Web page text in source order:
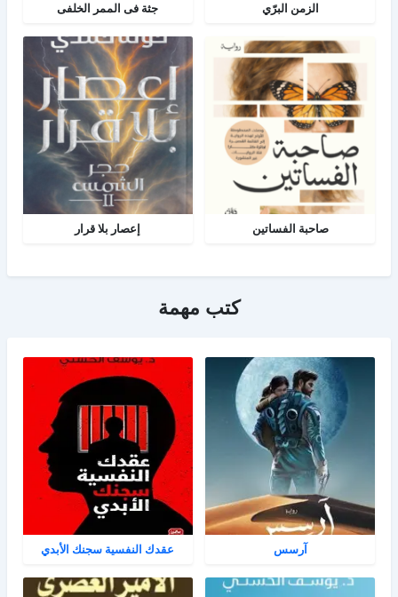
الزمن البرّي جثة فى الممر الخلفى
صاحبة الفساتين إعصار بلا قرار
كتب مهمة
آرسس عقدك النفسية سجنك الأبدي